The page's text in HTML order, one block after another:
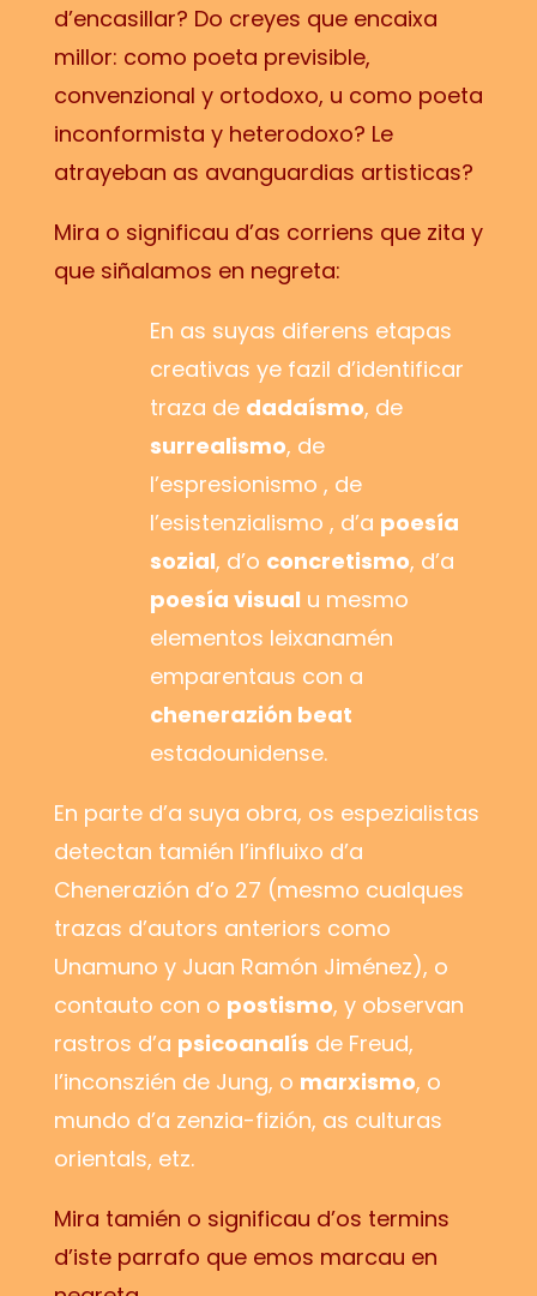
d’encasillar? Do creyes que encaixa
millor: como poeta previsible,
convenzional y ortodoxo, u como poeta
inconformista y heterodoxo? Le
atrayeban as avanguardias artisticas?
Mira o significau d’as corriens que zita y
que siñalamos en negreta:
En as suyas diferens etapas
creativas ye fazil d’identificar
traza de dadaísmo, de
surrealismo, de
l’espresionismo , de
l’esistenzialismo , d’a poesía
sozial, d’o concretismo, d’a
poesía visual u mesmo
elementos leixanamén
emparentaus con a
chenerazión beat
estadounidense.
En parte d’a suya obra, os espezialistas
detectan tamién l’influixo d’a
Chenerazión d’o 27 (mesmo cualques
trazas d’autors anteriors como
Unamuno y Juan Ramón Jiménez), o
contauto con o postismo, y observan
rastros d’a psicoanalís de Freud,
l’inconszién de Jung, o marxismo, o
mundo d’a zenzia-fizión, as culturas
orientals, etz.
Mira tamién o significau d’os termins
d’iste parrafo que emos marcau en